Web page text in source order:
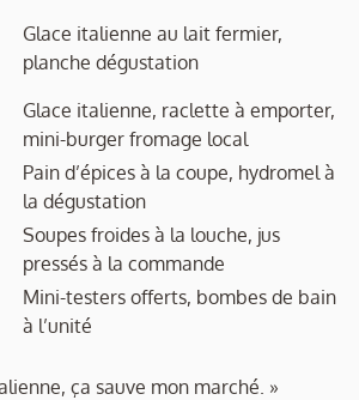
Glace italienne au lait fermier,
planche dégustation
Glace italienne, raclette à emporter,
mini-burger fromage local
Pain d’épices à la coupe, hydromel à
la dégustation
Soupes froides à la louche, jus
pressés à la commande
Mini-testers offerts, bombes de bain
à l’unité
ça sauve mon marché. »